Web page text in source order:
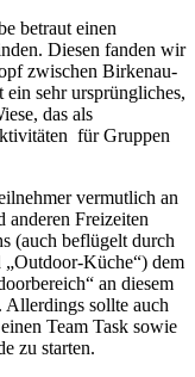
betraut einen
Diesen fanden wir
zwischen Birkenau-
sehr ursprüngliches,
das als
für Gruppen
vermutlich an
Freizeiten
(auch beflügelt durch
„Outdoor-Küche“) dem
an diesem
Allerdings sollte auch
Team Task sowie
zu starten.